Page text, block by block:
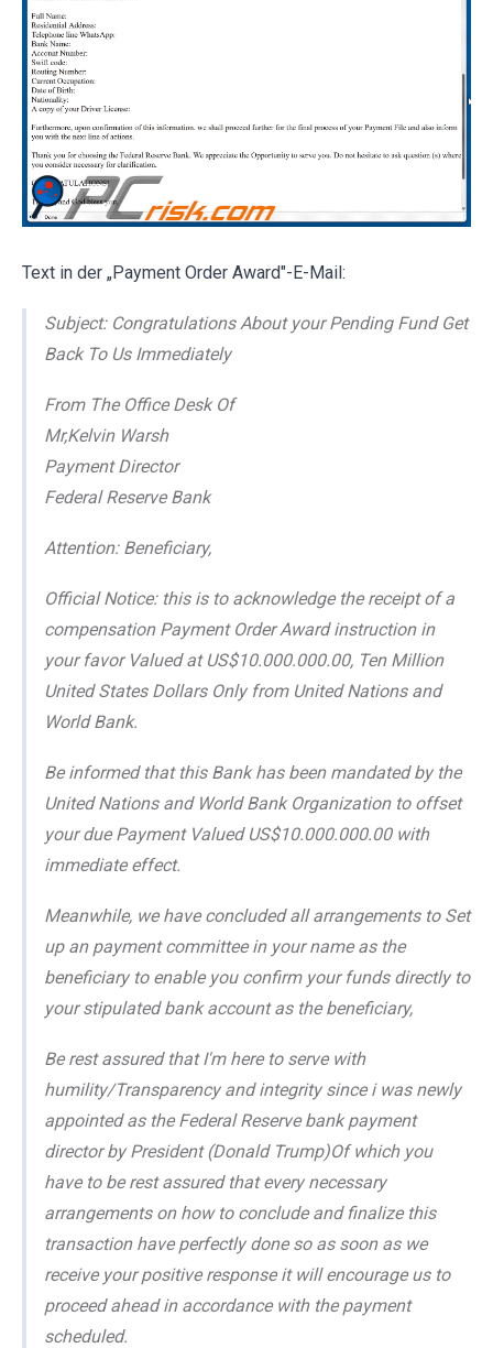
Text in der „Payment Order Award"-E-Mail:
Subject: Congratulations About your Pending Fund Get
Back To Us Immediately
From The Office Desk Of
Mr,Kelvin Warsh
Payment Director
Federal Reserve Bank
Attention: Beneficiary,
Official Notice: this is to acknowledge the receipt of a
compensation Payment Order Award instruction in
your favor Valued at US$10.000.000.00, Ten Million
United States Dollars Only from United Nations and
World Bank.
Be informed that this Bank has been mandated by the
United Nations and World Bank Organization to offset
your due Payment Valued US$10.000.000.00 with
immediate effect.
Meanwhile, we have concluded all arrangements to Set
up an payment committee in your name as the
beneficiary to enable you confirm your funds directly to
your stipulated bank account as the beneficiary,
Be rest assured that I'm here to serve with
humility/Transparency and integrity since i was newly
appointed as the Federal Reserve bank payment
director by President (Donald Trump)Of which you
have to be rest assured that every necessary
arrangements on how to conclude and finalize this
transaction have perfectly done so as soon as we
receive your positive response it will encourage us to
proceed ahead in accordance with the payment
scheduled.